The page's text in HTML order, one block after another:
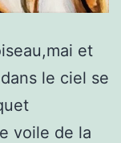
et
le ciel se
voile de la